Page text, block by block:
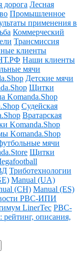
дорога Лесная
Промышленное
применения в
Коммерческий
Трансмиссия
клиенты
Наши клиенты
мячи
Детские мячи
Щитки
Komanda.Shop
Судейская
Вратарская
Komanda.Shop
Komanda.Shop
мячи
Щитки
Триботехнологии
Manual (UA)
(CH) Manual (ES)
РВС-ИПИ
LinerTec РВС-
рейтинг, описания,